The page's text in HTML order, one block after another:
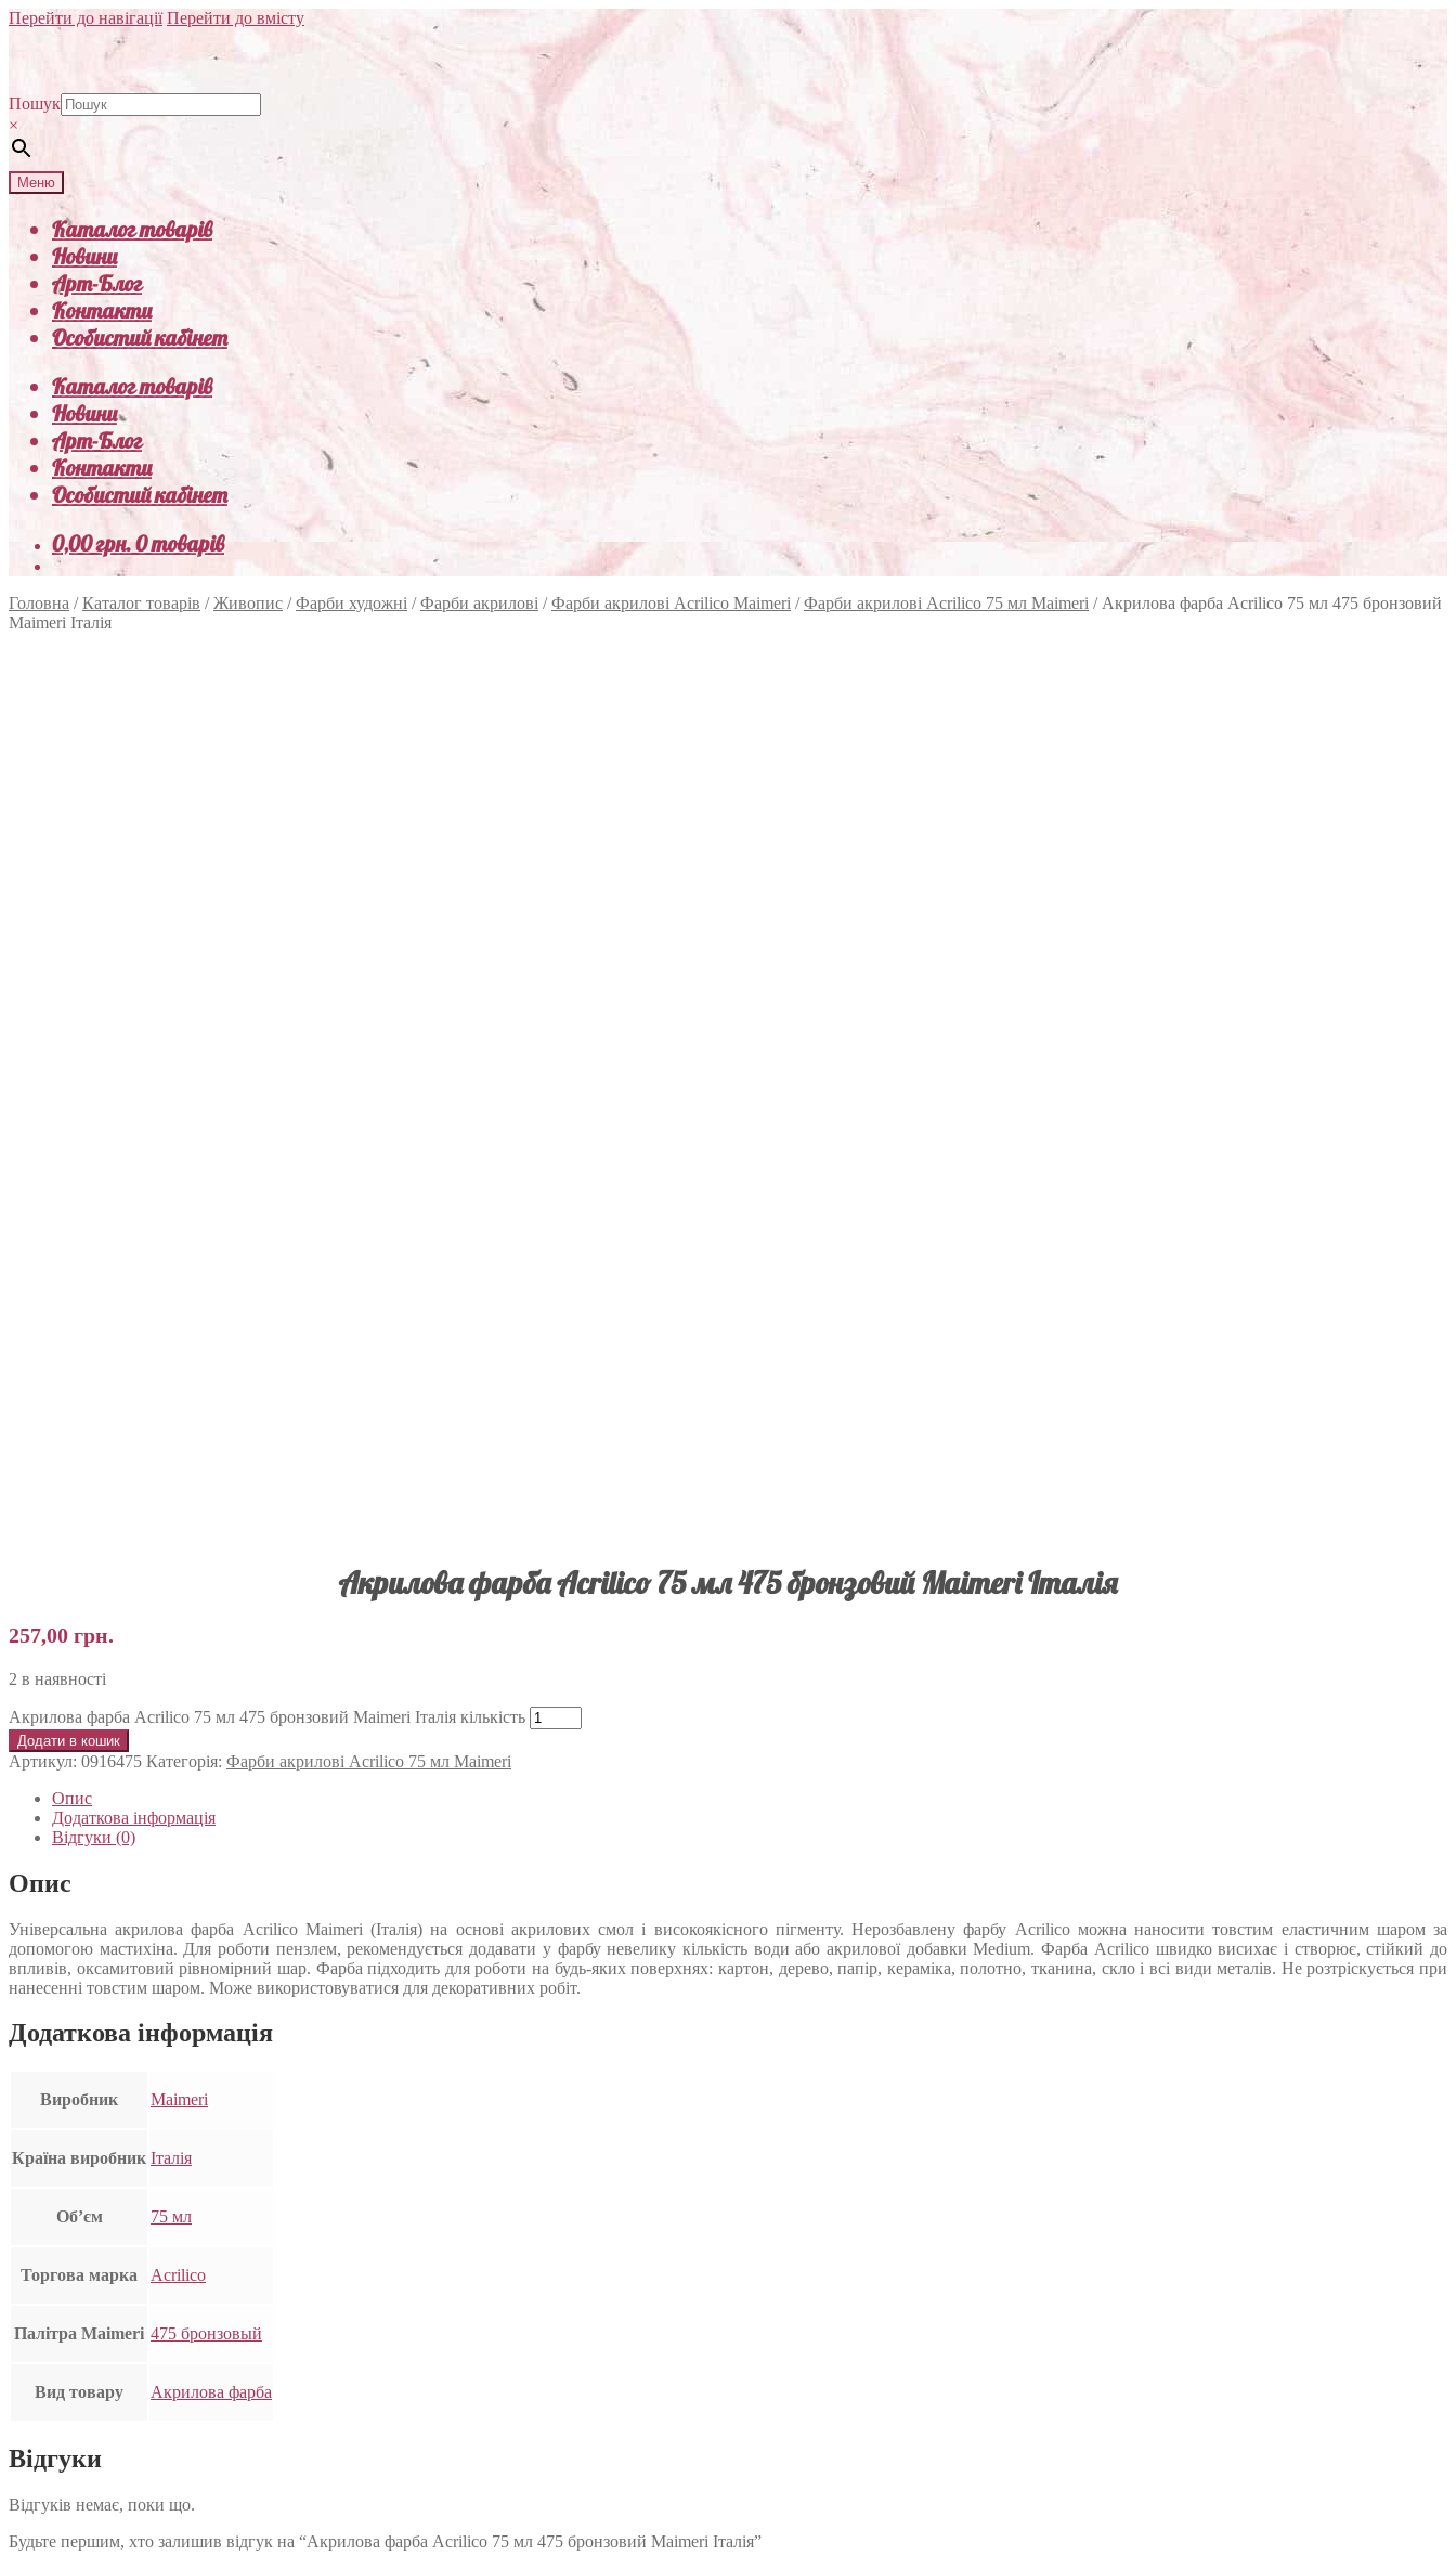
Перейти до навігації Перейти до вмісту
Пошук
×
Меню
Каталог товарів
Новини
Арт-Блог
Контакти
Особистий кабінет
Каталог товарів
Новини
Арт-Блог
Контакти
Особистий кабінет
0,00грн.0 товарів
Головна /Каталог товарів /Живопис /Фарби художні /Фарби акрилові /Фарби акрилові Acrilico Maimeri /Фарби акрилові Acrilico 75 мл Maimeri / Акрилова фарба Acrilico 75 мл 475 бронзовий
Maimeri Італія
Акрилова фарба Acrilico 75 мл 475 бронзовий Maimeri Італія
257,00 грн.
2 в наявності
Акрилова фарба Acrilico 75 мл 475 бронзовий Maimeri Італія кількість
Додати в кошик
Артикул: 0916475 Категорія: Фарби акрилові Acrilico 75 мл Maimeri
Опис
Додаткова інформація
Відгуки (0)
Опис
Універсальна акрилова фарба Acrilico Maimeri (Італія) на основі акрилових смол і високоякісного пігменту. Нерозбавлену фарбу Acrilico можна наносити товстим еластичним шаром за
допомогою мастихіна. Для роботи пензлем, рекомендується додавати у фарбу невелику кількість води або акрилової добавки Medium. Фарба Acrilico швидко висихає і створює, стійкий до
впливів, оксамитовий рівномірний шар. Фарба підходить для роботи на будь-яких поверхнях: картон, дерево, папір, кераміка, полотно, тканина, скло і всі види металів. Не розтріскується при
нанесенні товстим шаром. Може використовуватися для декоративних робіт.
Додаткова інформація
Виробник Maimeri
Країна виробник Італія
Об’єм 75 мл
Торгова марка Acrilico
Палітра Maimeri 475 бронзовый
Вид товару Акрилова фарба
Відгуки
Відгуків немає, поки що.
Будьте першим, хто залишив відгук на “Акрилова фарба Acrilico 75 мл 475 бронзовий Maimeri Італія”